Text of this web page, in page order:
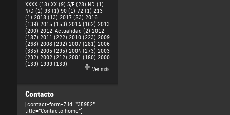
XXXX (18) XX (9) S/F (28) ND (1)
N/D (2) 93 (1) 90 (1) 72 (1) 213
(1) 2018 (13) 2017 (83) 2016
(139) 2015 (153) 2014 (162) 2013
(200) 2012-Actualidad (2) 2012
(187) 2011 (222) 2010 (223) 2009
(268) 2008 (292) 2007 (281) 2006
(335) 2005 (295) 2004 (273) 2003
(232) 2002 (212) 2001 (180) 2000
(139) 1999 (139)
Ver más
Contacto
[contact-form-7 id="35952"
title="Contacto home"]